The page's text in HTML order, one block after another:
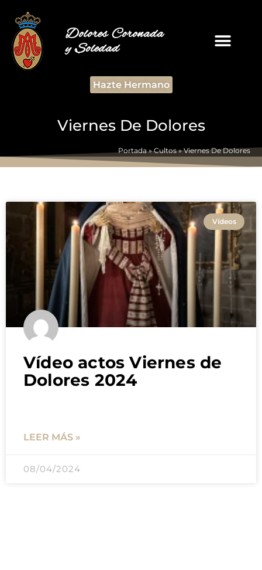
Dolores Coronada
y Soledad
Hazte Hermano
Viernes De Dolores
Portada»Cultos»Viernes De Dolores
Vídeos
Vídeo actos Viernes de
Dolores 2024
LEER MÁS »
08/04/2024